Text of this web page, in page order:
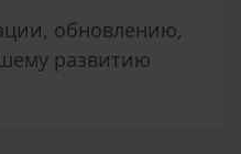
обновлению,
развитию